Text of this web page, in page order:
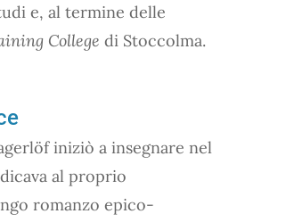
e, al termine delle
College di Stoccolma.
iniziò a insegnare nel
al proprio
romanzo epico-